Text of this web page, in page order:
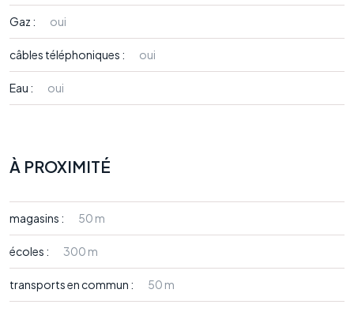
Gaz : oui
câbles téléphoniques : oui
Eau : oui
À PROXIMITÉ
magasins : 50 m
écoles : 300 m
transports en commun : 50 m